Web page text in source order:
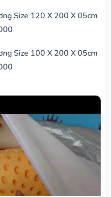
Size 120 X 200 X 05cm
Size 100 X 200 X 05cm